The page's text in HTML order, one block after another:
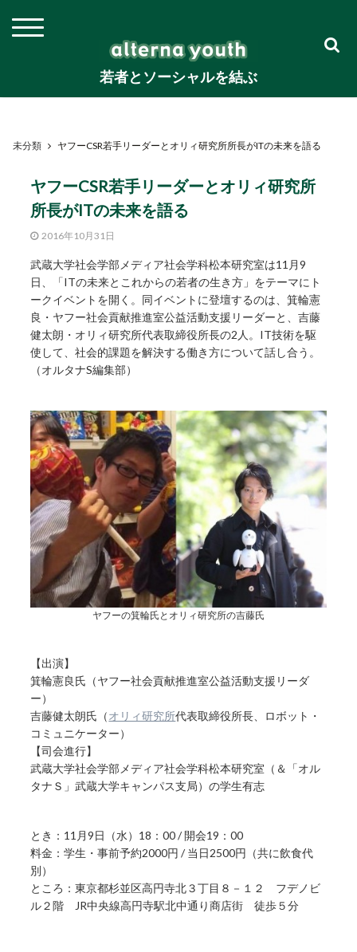
若者とソーシャルを結ぶ
未分類 ヤフーCSR若手リーダーとオリィ研究所所長がITの未来を語る
ヤフーCSR若手リーダーとオリィ研究所
所長がITの未来を語る
2016年10月31日
武蔵大学社会学部メディア社会学科松本研究室は11月9
日、「ITの未来とこれからの若者の生き方」をテーマにト
ークイベントを開く。同イベントに登壇するのは、箕輪憲
良・ヤフー社会貢献推進室公益活動支援リーダーと、吉藤
健太朗・オリィ研究所代表取締役所長の2人。IT技術を駆
使して、社会的課題を解決する働き方について話し合う。
（オルタナS編集部）
ヤフーの箕輪氏とオリィ研究所の吉藤氏
【出演】
箕輪憲良氏（ヤフー社会貢献推進室公益活動支援リーダ
ー）
吉藤健太朗氏（オリィ研究所代表取締役所長、ロボット・
コミュニケーター）
【司会進行】
武蔵大学社会学部メディア社会学科松本研究室（＆「オル
タナＳ」武蔵大学キャンパス支局）の学生有志
とき：11月9日（水）18：00 / 開会19：00
料金：学生・事前予約2000円 / 当日2500円（共に飲食代
別）
ところ：東京都杉並区高円寺北３丁目８－１２ フデノビ
ル２階 JR中央線高円寺駅北中通り商店街 徒歩５分